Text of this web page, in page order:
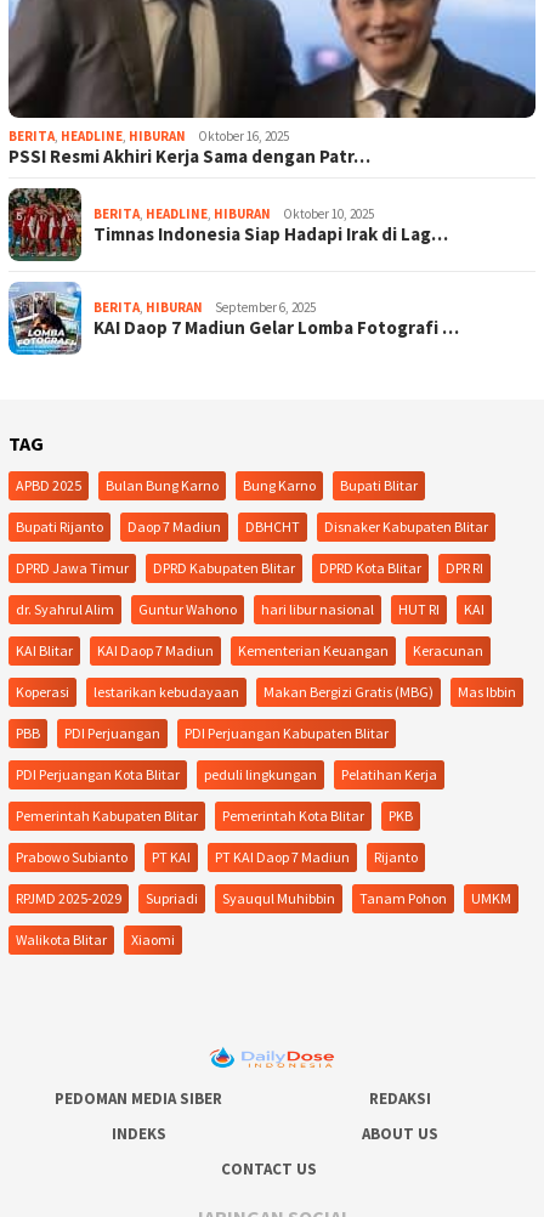
BERITA, HEADLINE, HIBURAN Oktober 16, 2025
PSSI Resmi Akhiri Kerja Sama dengan Patr…
BERITA, HEADLINE, HIBURAN Oktober 10, 2025
Timnas Indonesia Siap Hadapi Irak di Lag…
BERITA, HIBURAN September 6, 2025
KAI Daop 7 Madiun Gelar Lomba Fotografi …
TAG
APBD 2025 Bulan Bung Karno Bung Karno Bupati Blitar
Bupati Rijanto Daop 7 Madiun DBHCHT Disnaker Kabupaten Blitar
DPRD Jawa Timur DPRD Kabupaten Blitar DPRD Kota Blitar DPR RI
dr. Syahrul Alim Guntur Wahono hari libur nasional HUT RI KAI
KAI Blitar KAI Daop 7 Madiun Kementerian Keuangan Keracunan
Koperasi lestarikan kebudayaan Makan Bergizi Gratis (MBG) Mas Ibbin
PBB PDI Perjuangan PDI Perjuangan Kabupaten Blitar
PDI Perjuangan Kota Blitar peduli lingkungan Pelatihan Kerja
Pemerintah Kabupaten Blitar Pemerintah Kota Blitar PKB
Prabowo Subianto PT KAI PT KAI Daop 7 Madiun Rijanto
RPJMD 2025-2029 Supriadi Syauqul Muhibbin Tanam Pohon UMKM
Walikota Blitar Xiaomi
PEDOMAN MEDIA SIBER
REDAKSI
INDEKS
ABOUT US
CONTACT US